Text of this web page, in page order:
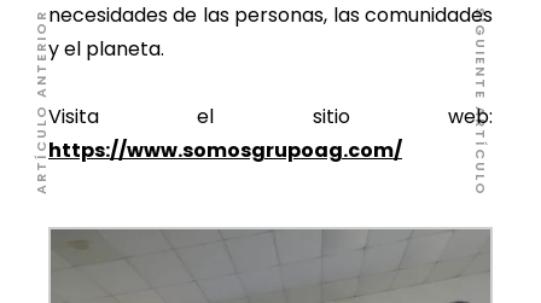
necesidades de las personas, las comunidades
y el planeta.
Visita el sitio web:
https://www.somosgrupoag.com/
ARTÍCULO ANTERIOR SIGUIENTE ARTÍCULO